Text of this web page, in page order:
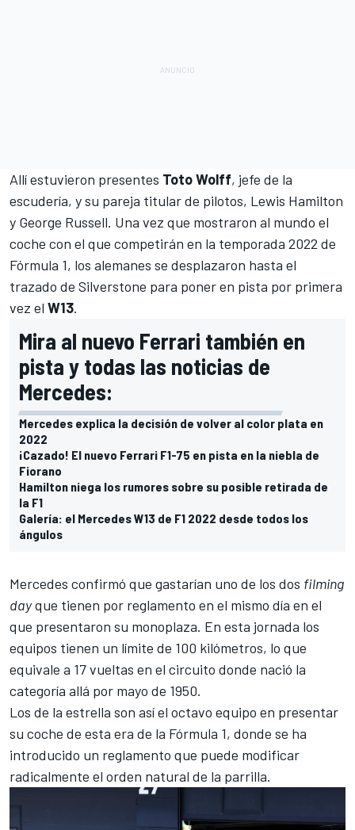
Allí estuvieron presentes Toto Wolff, jefe de la
escudería, y su pareja titular de pilotos, Lewis Hamilton
y George Russell. Una vez que mostraron al mundo el
coche con el que competirán en la temporada 2022 de
Fórmula 1, los alemanes se desplazaron hasta el
trazado de Silverstone para poner en pista por primera
vez el W13.
Mira al nuevo Ferrari también en
pista y todas las noticias de
Mercedes:
Mercedes explica la decisión de volver al color plata en
2022
¡Cazado! El nuevo Ferrari F1-75 en pista en la niebla de
Fiorano
Hamilton niega los rumores sobre su posible retirada de
la F1
Galería: el Mercedes W13 de F1 2022 desde todos los
ángulos
Mercedes confirmó que gastarían uno de los dos filming
dayque tienen por reglamento en el mismo día en el
que presentaron su monoplaza. En esta jornada los
equipos tienen un límite de 100 kilómetros, lo que
equivale a 17 vueltas en el circuito donde nació la
categoría allá por mayo de 1950.
Los de la estrella son así el octavo equipo en presentar
su coche de esta era de la Fórmula 1, donde se ha
introducido un reglamento que puede modificar
radicalmente el orden natural de la parrilla.